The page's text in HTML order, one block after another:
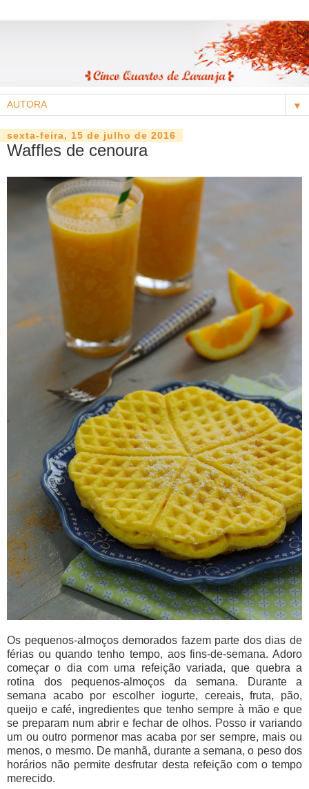
▼
sexta-feira, 15 de julho de 2016
Waffles de cenoura
Os pequenos-almoços demorados fazem parte dos dias de
férias ou quando tenho tempo, aos fins-de-semana. Adoro
começar o dia com uma refeição variada, que quebra a
rotina dos pequenos-almoços da semana. Durante a
semana acabo por escolher iogurte, cereais, fruta, pão,
queijo e café, ingredientes que tenho sempre à mão e que
se preparam num abrir e fechar de olhos. Posso ir variando
um ou outro pormenor mas acaba por ser sempre, mais ou
menos, o mesmo. De manhã, durante a semana, o peso dos
horários não permite desfrutar desta refeição com o tempo
merecido.